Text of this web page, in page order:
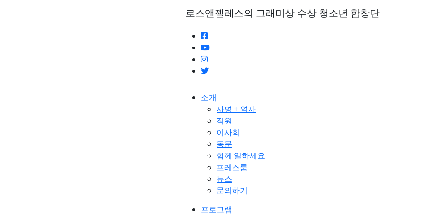
로스앤젤레스의 그래미상 수상 청소년 합창단
소개
사명 + 역사
직원
이사회
동문
함께 일하세요
프레스룸
뉴스
문의하기
프로그램